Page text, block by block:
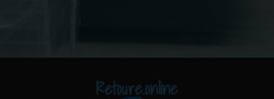
Retoure.online